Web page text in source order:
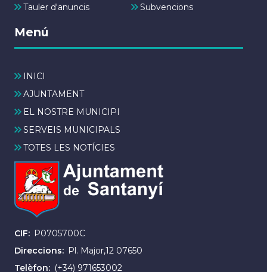
Tauler d'anuncis
Subvencions
Menú
INICI
AJUNTAMENT
EL NOSTRE MUNICIPI
SERVEIS MUNICIPALS
TOTES LES NOTÍCIES
CIF
P0705700C
Direccions
Pl. Major,12 07650
Telèfon
(+34) 971653002